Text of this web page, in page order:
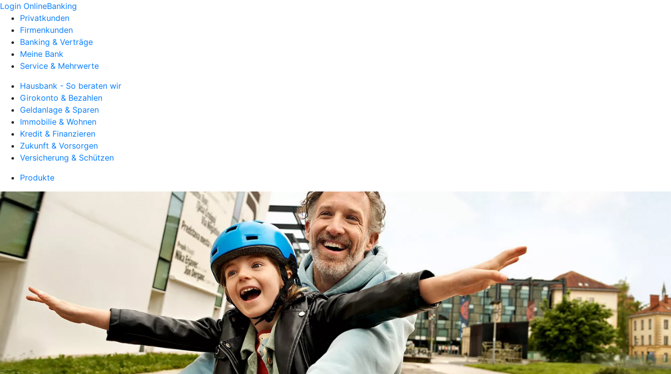
Login OnlineBanking
Privatkunden
Firmenkunden
Banking & Verträge
Meine Bank
Service & Mehrwerte
Hausbank - So beraten wir
Girokonto & Bezahlen
Geldanlage & Sparen
Immobilie & Wohnen
Kredit & Finanzieren
Zukunft & Vorsorgen
Versicherung & Schützen
Produkte